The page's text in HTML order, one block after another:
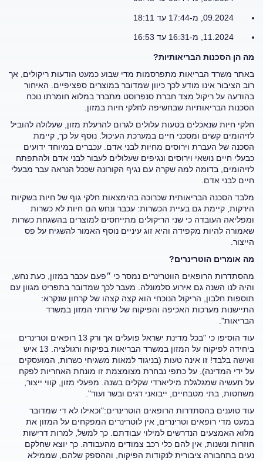
09.2024, מ-17:44 עד 18:11
11.2024, מ-16:31 עד 16:53
מה הן הסכנות הבריאותיות?
באתר משרד הבריאות מתפרסמות מדי שבוע כמעט הודעות ריקולים, אך
רוב הציבור אינו מודע לכך כיוון שמדובר במוצרים ספציפיים. האיחור
בהודעה על ריקול מצד חברת סנפרוסט מתברר במלוא חומרתו נוכח
הסכנות הבריאותיות שבחשיפה לחלקי חיות במזון.
חלקי חיות שנאכלים בטעות עלולים לגרום להרעלת מזון, שעלולה להוביל
לזיהומים קשים ומסכני חיים במערכת העיכול. נוסף על כך, קיימת
הסכנה של העברת וירוסים מחיות לבני אדם. עכברים במיוחד ידועים
כבעלי חיים נושאי וירוסים ונגיפים שעלולים לעבור לבני אדם ולהתפתח
לזיהומים, בדומה למה שקרה עם נגיף הקורונה שככל הנראה עבר מבעלי
חיים לבני אדם.
מלבד הסכנה הבריאותית שכרוכה בהימצאות חלקי גוף של חיות בשקיות
הירקות, קיימת גם בעיית הכשרות: עכבר ונחש הם חיות לא כשרות
ומפליאה העובדה כי שני הריקולים מתייחסים למוצרים בהשגחת כשרות
שאמורה להיות מקפידה והיא זוג עיניים נוסף האמור להשגיח על פס
הייצור.
מה אומרים הוטרינרים?
מהסתדרות הרופאים הווטרינרים נמסר כי ״פעם עכבר במזון, כעת נחש,
והיה לנו השנה גם אירוע סלמונלה. מעבר לכך שמדובר בתפריט מגוון עם
תוספות חלבון, הריקול הנוכחי הוא קצה קצהו של קרחון שנקרא:
התיישנות מערכות האכיפה והפיקוח של שירותי המזון במשרד
הבריאות".
עוד הוסיפו כי "בכל מדינת ישראל פועלים אך ורק 13 רופאים וטרינרים
ביחידה לפיקוח על המזון במשרד הבריאות בפיקוח ורגולציה. 13 איש
ואישה בלבד! זו אינה טעות (בניגוד למאות משגיחי כשרות, המועסקים
על ידי המדינה). על כתפי נבחרת מצומצמת זו מונחת האחריות לפקח
על תעשיה שמגלגלת מיליארדי שקלים בשנה. מפעלי מזון, קווי ייצור,
משחטות, בתי מטבחיים, ייבואני דגים ובשר ועוד".
עוד טוענים בהסתדרות הרופאים הוטרינרים:"וכאילו לא די שמדובר
במעט מדי רופאים וטרינרים, אין לוטרינרים המפקחים על המזון את
מלוא האמצעים הנדרשים למילוי עבודתם. כך למשל, למרות דרישות
חוזרות ונשנות, אין להם כלי רכב צמודים מהעבודה. כך יוצא שחלקם
נעים בתחבורה ציבורית לנקודות הפיקוח, וההספק שלהם, שממילא